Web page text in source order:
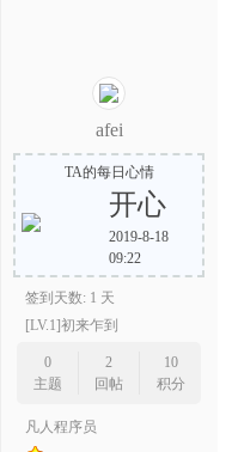
afei
TA的每日心情
开心
2019-8-18
09:22
签到天数: 1 天
[LV.1]初来乍到
0
主题
2
回帖
10
积分
凡人程序员